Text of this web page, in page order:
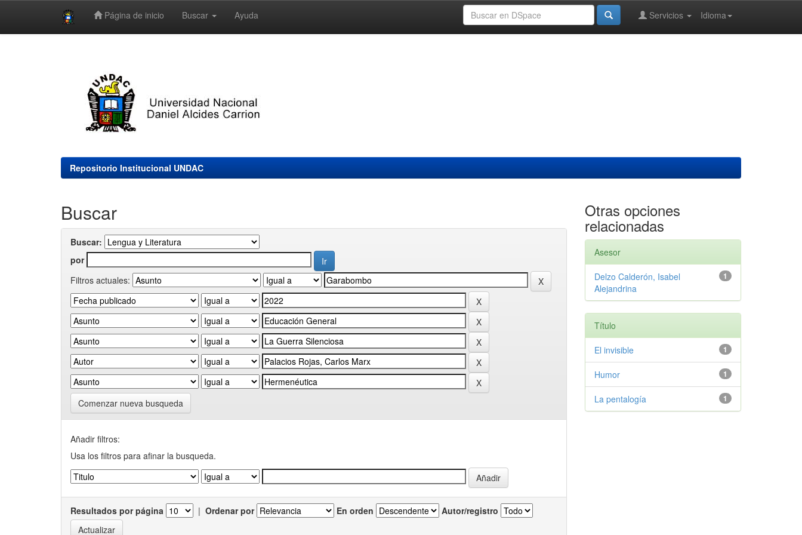
Página de inicio Buscar Ayuda Idioma
Servicios
Repositorio Institucional UNDAC
Buscar
Buscar:
por
Filtros actuales:
Comenzar nueva busqueda
Añadir filtros:
Usa los filtros para afinar la busqueda.
Resultados por página | Ordenar por En orden Autor/registro
Otras opciones
relacionadas
Asesor
1
Delzo Calderón, Isabel
Alejandrina
Título
1
El invisible
1
Humor
1
La pentalogía